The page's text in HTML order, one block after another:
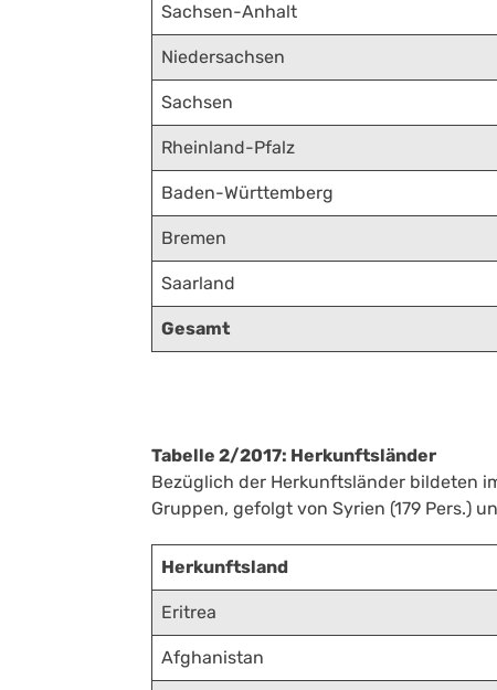
Sachsen-Anhalt
Niedersachsen
Sachsen
Rheinland-Pfalz
Baden-Württemberg
Bremen
Saarland
Gesamt
Tabelle 2/2017: Herkunftsländer
Bezüglich der Herkunftsländer bildeten
Gruppen, gefolgt von Syrien (179 Pers.)
Herkunftsland
Eritrea
Afghanistan